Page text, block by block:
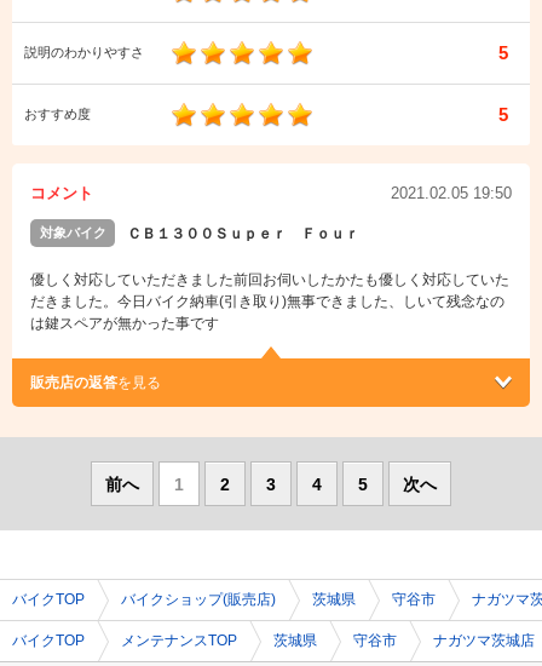
説明のわかりやすさ 5
おすすめ度 5
コメント 2021.02.05 19:50
対象バイク ＣＢ１３００Ｓｕｐｅｒ Ｆｏｕｒ
優しく対応していただきました前回お伺いしたかたも優しく対応していた
だきました。今日バイク納車(引き取り)無事できました、しいて残念なの
は鍵スペアが無かった事です
販売店の返答を見る
前へ 1 2 3 4 5 次へ
バイクTOP バイクショップ(販売店) 茨城県 守谷市 ナガツマ
バイクTOP メンテナンスTOP 茨城県 守谷市 ナガツマ茨城店